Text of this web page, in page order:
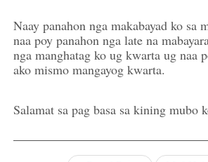
Naay panahon nga makabayad ko sa
naa poy panahon nga late na
nga manghatag ko ug kwarta ug naa
ako mismo mangayog kwarta.
Salamat sa pag basa sa kining mubo